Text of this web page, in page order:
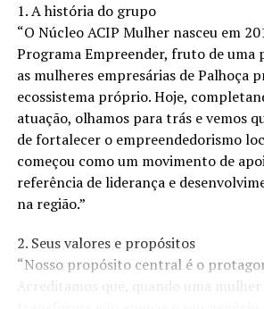
investimento em ESG é uma
para as empresas que pode resultar
vantagem competitiva. A
para o fortalecimento das empresas,
setor econômico, por meio de dados,
comprovado indiscutível”.
Sobre a ADIT Brasil
Fundada em 2006, a ADIT Brasil –
Desenvolvimento Imobiliário e
o desenvolvimento dos mercados
urbanístico dentro das melhores
1. A história do grupo
“O Núcleo ACIP Mulher nasceu em
Programa Empreender, fruto de uma
as mulheres empresárias de Palhoça
ecossistema próprio. Hoje,
atuação, olhamos para trás e vemos
de fortalecer o empreendedorismo
começou como um movimento de
referência de liderança e
na região.”
2. Seus valores e propósitos
“Nosso propósito central é o
Acreditamos que, quando uma mulher